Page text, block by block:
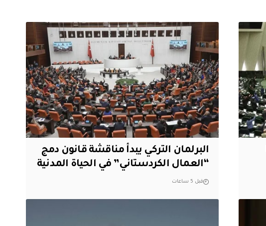
البرلمان التركي يبدأ مناقشة قانون دمج
“العمال الكردستاني” في الحياة المدنية
قبل 5 ساعات